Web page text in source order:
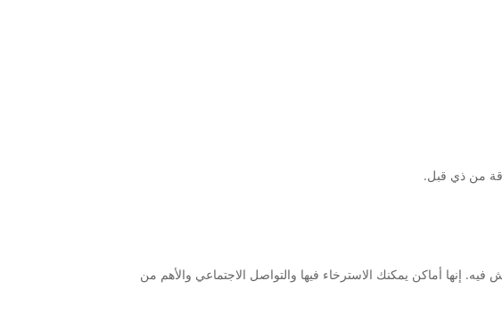
من ذي قبل.
إنها أماكن يمكنك الاسترخاء فيها والتواصل الاجتماعي والأهم من